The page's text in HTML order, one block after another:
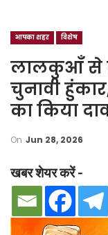
आपका शहर विशेष
लालकुआँ से
चुनावी
का किया
On Jun 28, 2026
खबर शेयर करें -